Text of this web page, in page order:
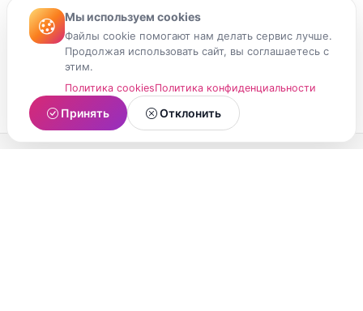
Мы используем cookies
Файлы cookie помогают нам делать сервис лучше.
Продолжая использовать сайт, вы соглашаетесь с
этим.
Политика cookiesПолитика конфиденциальности
Принять Отклонить